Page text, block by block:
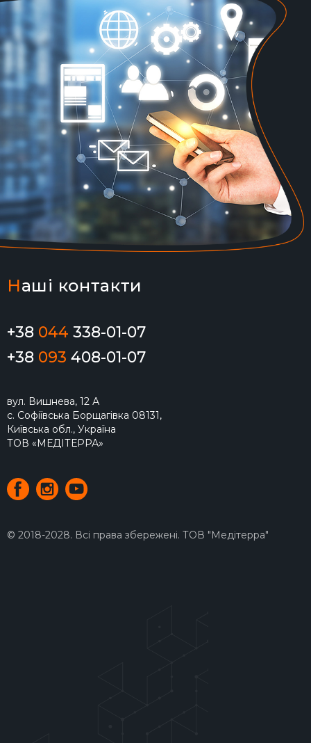
Наші контакти
+38 044 338-01-07
+38 093 408-01-07
вул. Вишнева, 12 А
с. Софіївська Борщагівка 08131,
Київська обл., Україна
ТОВ «МЕДІТЕРРА»
© 2018-2028. Всі права збережені. ТОВ "Медітерра"